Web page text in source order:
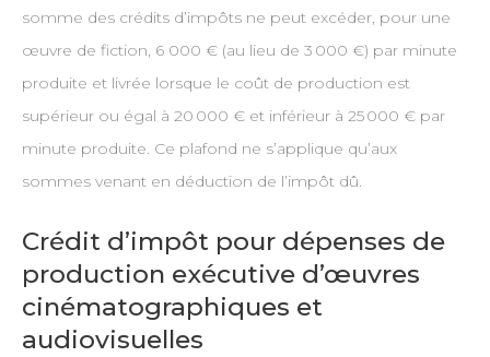
somme des crédits d’impôts ne peut excéder, pour une
œuvre de fiction, 6 000 € (au lieu de 3 000 €) par minute
produite et livrée lorsque le coût de production est
supérieur ou égal à 20 000 € et inférieur à 25 000 € par
minute produite. Ce plafond ne s’applique qu’aux
sommes venant en déduction de l’impôt dû.
Crédit d’impôt pour dépenses de
production exécutive d’œuvres
cinématographiques et
audiovisuelles